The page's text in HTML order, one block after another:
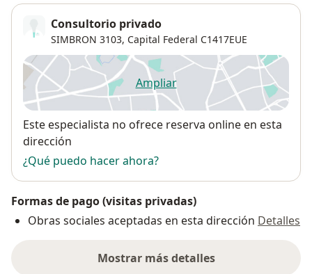
Consultorio privado
SIMBRON 3103, Capital Federal C1417EUE
Ampliarse abre en una nueva
Disponibilidad
Este especialista no ofrece reserva online en esta
dirección
¿Qué puedo hacer ahora?
Formas de pago (visitas privadas)
Obras sociales aceptadas en esta dirección Detalles
Mostrar más detalles
sobre la dirección